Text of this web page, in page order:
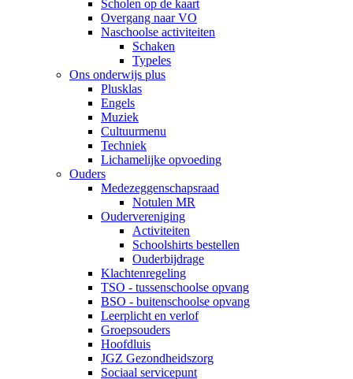
Scholen op de kaart
Overgang naar VO
Naschoolse activiteiten
Schaken
Typeles
Ons onderwijs plus
Plusklas
Engels
Muziek
Cultuurmenu
Techniek
Lichamelijke opvoeding
Ouders
Medezeggenschapsraad
Notulen MR
Oudervereniging
Activiteiten
Schoolshirts bestellen
Ouderbijdrage
Klachtenregeling
TSO - tussenschoolse opvang
BSO - buitenschoolse opvang
Leerplicht en verlof
Groepsouders
Hoofdluis
JGZ Gezondheidszorg
Sociaal servicepunt